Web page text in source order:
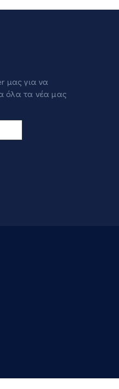
μας για να
όλα τα νέα μας